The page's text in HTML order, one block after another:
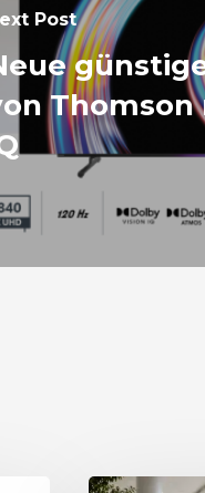
Post
Thomson